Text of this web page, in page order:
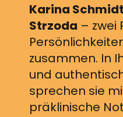
Karina Schmidt
Strzoda – zwei
zusammen. In
und
sprechen sie
präklinische